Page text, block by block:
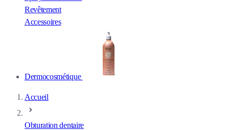
Revêtement
Accessoires
Dermocosmétique
Accueil
Obturation dentaire